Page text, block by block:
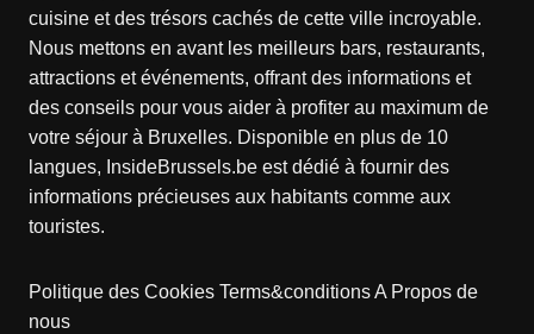
cuisine et des trésors cachés de cette ville incroyable.
Nous mettons en avant les meilleurs bars, restaurants,
attractions et événements, offrant des informations et
des conseils pour vous aider à profiter au maximum de
votre séjour à Bruxelles. Disponible en plus de 10
langues, InsideBrussels.be est dédié à fournir des
informations précieuses aux habitants comme aux
touristes.
Politique des Cookies Terms&conditionsA Propos de
nous